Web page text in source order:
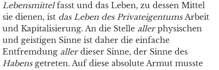
Lebensmittelfasst und das Leben, zu dessen Mittel
sie dienen, ist das Leben des Privateigentums Arbeit
und Kapitalisierung. An die Stelle allerphysischen
und geistigen Sinne ist daher die einfache
Entfremdung allerdieser Sinne, der Sinne des
Habensgetreten. Auf diese absolute Armut musste